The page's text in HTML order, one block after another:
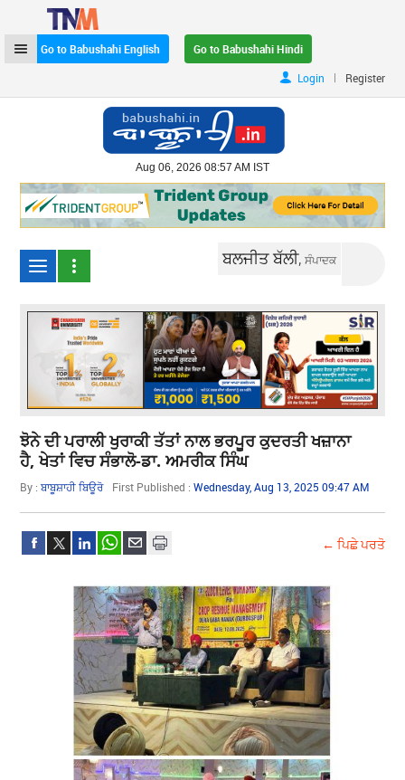
Go to Babushahi English
Go to Babushahi Hindi
Login
| Register
Aug 06, 2026 08:57 AM IST
ਬਲਜੀਤ ਬੱਲੀ,ਸੰਪਾਦਕ
ਝੋਨੇ ਦੀ ਪਰਾਲੀ ਖੁਰਾਕੀ ਤੱਤਾਂ ਨਾਲ ਭਰਪੂਰ ਕੁਦਰਤੀ ਖਜ਼ਾਨਾ
ਹੈ, ਖੇਤਾਂ ਵਿਚ ਸੰਭਾਲੋ-ਡਾ. ਅਮਰੀਕ ਸਿੰਘ
By :ਬਾਬੂਸ਼ਾਹੀ ਬਿਊਰੋ First Published :Wednesday, Aug 13, 2025 09:47 AM
← ਪਿਛੇ ਪਰਤੋ